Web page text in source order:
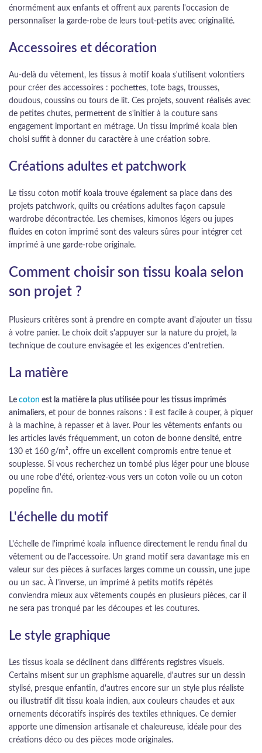
énormément aux enfants et offrent aux parents l'occasion de
personnaliser la garde-robe de leurs tout-petits avec originalité.
Accessoires et décoration
Au-delà du vêtement, les tissus à motif koala s'utilisent volontiers
pour créer des accessoires : pochettes, tote bags, trousses,
doudous, coussins ou tours de lit. Ces projets, souvent réalisés avec
de petites chutes, permettent de s'initier à la couture sans
engagement important en métrage. Un tissu imprimé koala bien
choisi suffit à donner du caractère à une création sobre.
Créations adultes et patchwork
Le tissu coton motif koala trouve également sa place dans des
projets patchwork, quilts ou créations adultes façon capsule
wardrobe décontractée. Les chemises, kimonos légers ou jupes
fluides en coton imprimé sont des valeurs sûres pour intégrer cet
imprimé à une garde-robe originale.
Comment choisir son tissu koala selon
son projet ?
Plusieurs critères sont à prendre en compte avant d'ajouter un tissu
à votre panier. Le choix doit s'appuyer sur la nature du projet, la
technique de couture envisagée et les exigences d'entretien.
La matière
Le coton est la matière la plus utilisée pour les tissus imprimés
animaliers, et pour de bonnes raisons : il est facile à couper, à piquer
à la machine, à repasser et à laver. Pour les vêtements enfants ou
les articles lavés fréquemment, un coton de bonne densité, entre
130 et 160 g/m², offre un excellent compromis entre tenue et
souplesse. Si vous recherchez un tombé plus léger pour une blouse
ou une robe d'été, orientez-vous vers un coton voile ou un coton
popeline fin.
L'échelle du motif
L'échelle de l'imprimé koala influence directement le rendu final du
vêtement ou de l'accessoire. Un grand motif sera davantage mis en
valeur sur des pièces à surfaces larges comme un coussin, une jupe
ou un sac. À l'inverse, un imprimé à petits motifs répétés
conviendra mieux aux vêtements coupés en plusieurs pièces, car il
ne sera pas tronqué par les découpes et les coutures.
Le style graphique
Les tissus koala se déclinent dans différents registres visuels.
Certains misent sur un graphisme aquarelle, d'autres sur un dessin
stylisé, presque enfantin, d'autres encore sur un style plus réaliste
ou illustratif dit tissu koala indien, aux couleurs chaudes et aux
ornements décoratifs inspirés des textiles ethniques. Ce dernier
apporte une dimension artisanale et chaleureuse, idéale pour des
créations déco ou des pièces mode originales.